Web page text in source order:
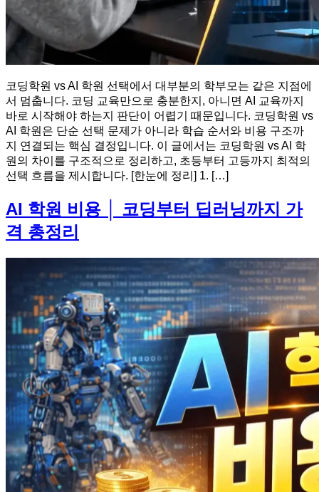
코딩학원 vs AI 학원 선택에서 대부분의 학부모는 같은 지점에
서 멈춥니다. 코딩 교육만으로 충분한지, 아니면 AI 교육까지
바로 시작해야 하는지 판단이 어렵기 때문입니다. 코딩학원 vs
AI 학원은 단순 선택 문제가 아니라 학습 순서와 비용 구조까
지 연결되는 핵심 결정입니다. 이 글에서는 코딩학원 vs AI 학
원의 차이를 구조적으로 정리하고, 초등부터 고등까지 최적의
선택 흐름을 제시합니다. [한눈에 정리] 1. […]
AI 학원 비용 │ 코딩부터 딥러닝까지 가
격 총정리